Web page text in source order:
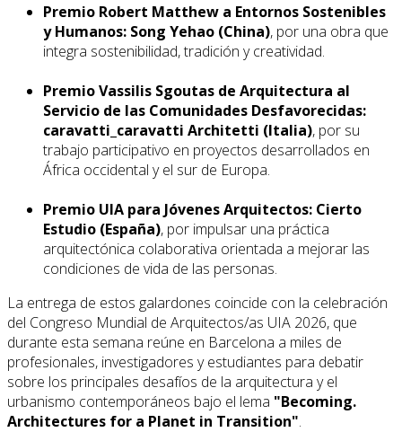
Premio Robert Matthew a Entornos Sostenibles
y Humanos: Song Yehao (China), por una obra que
integra sostenibilidad, tradición y creatividad.
Premio Vassilis Sgoutas de Arquitectura al
Servicio de las Comunidades Desfavorecidas:
caravatti_caravatti Architetti (Italia), por su
trabajo participativo en proyectos desarrollados en
África occidental y el sur de Europa.
Premio UIA para Jóvenes Arquitectos: Cierto
Estudio (España), por impulsar una práctica
arquitectónica colaborativa orientada a mejorar las
condiciones de vida de las personas.
La entrega de estos galardones coincide con la celebración
del Congreso Mundial de Arquitectos/as UIA 2026, que
durante esta semana reúne en Barcelona a miles de
profesionales, investigadores y estudiantes para debatir
sobre los principales desafíos de la arquitectura y el
urbanismo contemporáneos bajo el lema "Becoming.
Architectures for a Planet in Transition".